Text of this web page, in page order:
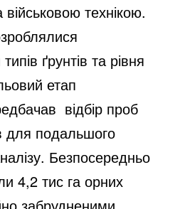
технікою.
ґрунтів та рівня
етап
відбір проб
для подальшого
Безпосередньо
4,2 тис га орних